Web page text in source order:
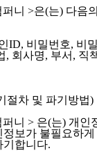
퍼니 >은(는) 다음
ID, 비밀번호, 비
, 회사명, 부서, 직
절차 및 파기방법)
니 > 은(는) 개인
보가 불필요하
기합니다.